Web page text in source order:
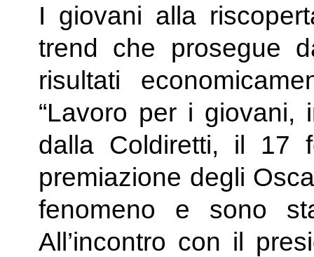
I giovani alla
trend che prosegue
risultati
“Lavoro per i giovani,
dalla Coldiretti, il 17
premiazione degli
fenomeno e sono
All’incontro con il